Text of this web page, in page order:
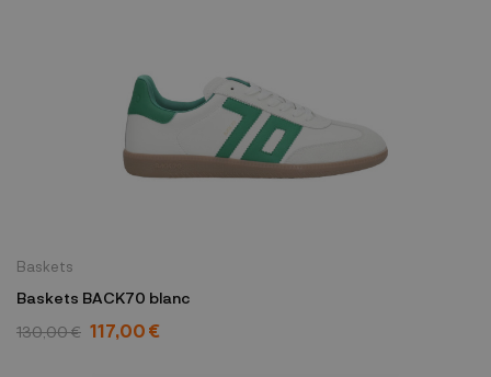
Baskets
Baskets BACK70 blanc
130,00 € 117,00 €